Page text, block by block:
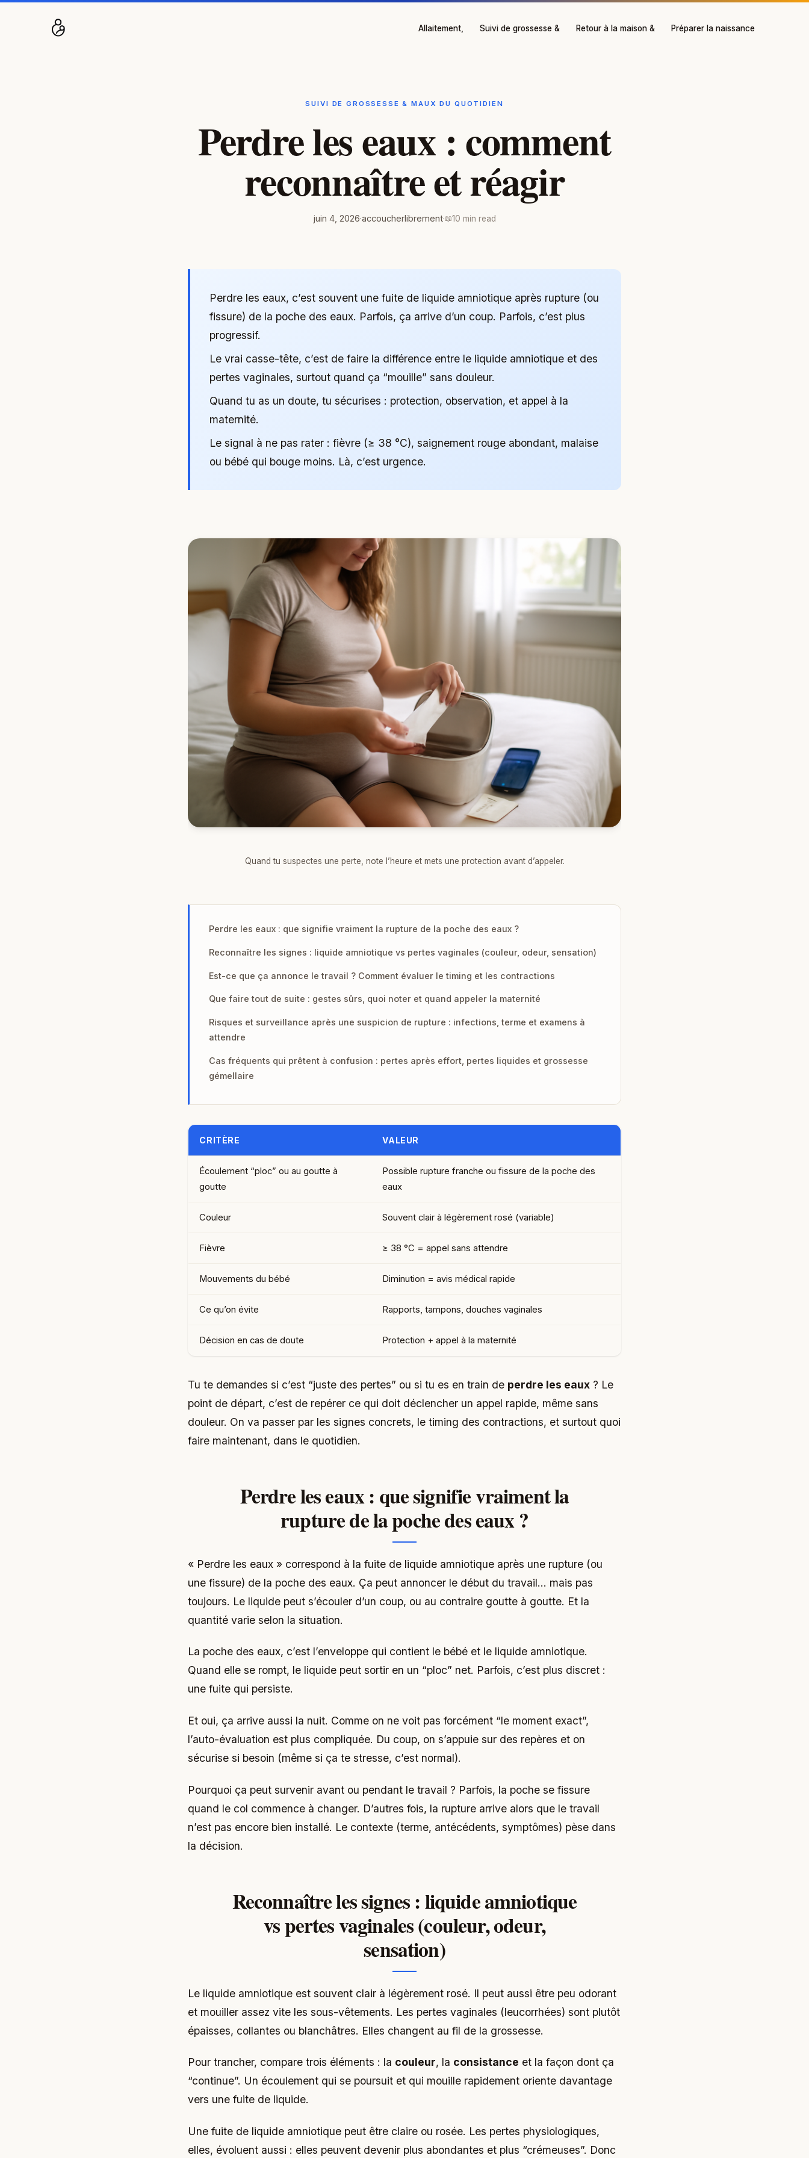
Allaitement, Suivi de grossesse & Retour à la maison & Préparer la naissance
SUIVI DE GROSSESSE & MAUX DU QUOTIDIEN
Perdre les eaux : comment
reconnaître et réagir
juin 4, 2026·accoucherlibrement· 10 min read
Perdre les eaux, c’est souvent une fuite de liquide amniotique après rupture (ou
fissure) de la poche des eaux. Parfois, ça arrive d’un coup. Parfois, c’est plus
progressif.
Le vrai casse-tête, c’est de faire la différence entre le liquide amniotique et des
pertes vaginales, surtout quand ça “mouille” sans douleur.
Quand tu as un doute, tu sécurises : protection, observation, et appel à la
maternité.
Le signal à ne pas rater : fièvre (≥ 38 °C), saignement rouge abondant, malaise
ou bébé qui bouge moins. Là, c’est urgence.
Quand tu suspectes une perte, note l’heure et mets une protection avant d’appeler.
Perdre les eaux : que signifie vraiment la rupture de la poche des eaux ?
Reconnaître les signes : liquide amniotique vs pertes vaginales (couleur, odeur, sensation)
Est-ce que ça annonce le travail ? Comment évaluer le timing et les contractions
Que faire tout de suite : gestes sûrs, quoi noter et quand appeler la maternité
Risques et surveillance après une suspicion de rupture : infections, terme et examens à
attendre
Cas fréquents qui prêtent à confusion : pertes après effort, pertes liquides et grossesse
gémellaire
CRITÈRE VALEUR
Écoulement “ploc” ou au goutte à
goutte
Possible rupture franche ou fissure de la poche des
eaux
Couleur Souvent clair à légèrement rosé (variable)
Fièvre ≥ 38 °C = appel sans attendre
Mouvements du bébé Diminution = avis médical rapide
Ce qu’on évite Rapports, tampons, douches vaginales
Décision en cas de doute Protection + appel à la maternité
Tu te demandes si c’est “juste des pertes” ou si tu es en train de perdre les eaux ? Le
point de départ, c’est de repérer ce qui doit déclencher un appel rapide, même sans
douleur. On va passer par les signes concrets, le timing des contractions, et surtout quoi
faire maintenant, dans le quotidien.
Perdre les eaux : que signifie vraiment la
rupture de la poche des eaux ?
« Perdre les eaux » correspond à la fuite de liquide amniotique après une rupture (ou
une fissure) de la poche des eaux. Ça peut annoncer le début du travail… mais pas
toujours. Le liquide peut s’écouler d’un coup, ou au contraire goutte à goutte. Et la
quantité varie selon la situation.
La poche des eaux, c’est l’enveloppe qui contient le bébé et le liquide amniotique.
Quand elle se rompt, le liquide peut sortir en un “ploc” net. Parfois, c’est plus discret :
une fuite qui persiste.
Et oui, ça arrive aussi la nuit. Comme on ne voit pas forcément “le moment exact”,
l’auto-évaluation est plus compliquée. Du coup, on s’appuie sur des repères et on
sécurise si besoin (même si ça te stresse, c’est normal).
Pourquoi ça peut survenir avant ou pendant le travail ? Parfois, la poche se fissure
quand le col commence à changer. D’autres fois, la rupture arrive alors que le travail
n’est pas encore bien installé. Le contexte (terme, antécédents, symptômes) pèse dans
la décision.
Reconnaître les signes : liquide amniotique
vs pertes vaginales (couleur, odeur,
sensation)
Le liquide amniotique est souvent clair à légèrement rosé. Il peut aussi être peu odorant
et mouiller assez vite les sous-vêtements. Les pertes vaginales (leucorrhées) sont plutôt
épaisses, collantes ou blanchâtres. Elles changent au fil de la grossesse.
Pour trancher, compare trois éléments : la couleur, la consistance et la façon dont ça
“continue”. Un écoulement qui se poursuit et qui mouille rapidement oriente davantage
vers une fuite de liquide.
Une fuite de liquide amniotique peut être claire ou rosée. Les pertes physiologiques,
elles, évoluent aussi : elles peuvent devenir plus abondantes et plus “crémeuses”. Donc